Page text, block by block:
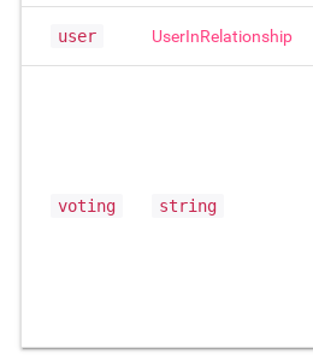
user UserInRelationship
voting string